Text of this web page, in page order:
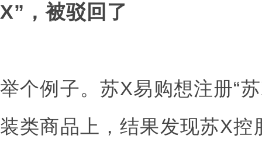
X”，被驳回了
举个例子。苏X易购想注册“
装类商品上，结果发现苏X控